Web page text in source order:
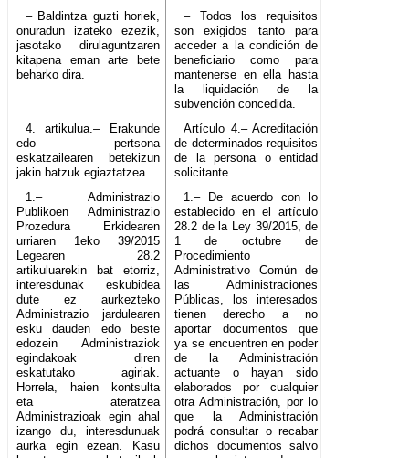
– Baldintza guzti horiek,
onuradun izateko ezezik,
jasotako dirulaguntzaren
kitapena eman arte bete
beharko dira.
– Todos los requisitos
son exigidos tanto para
acceder a la condición de
beneficiario como para
mantenerse en ella hasta
la liquidación de la
subvención concedida.
4. artikulua.– Erakunde
edo pertsona
eskatzailearen betekizun
jakin batzuk egiaztatzea.
Artículo 4.– Acreditación
de determinados requisitos
de la persona o entidad
solicitante.
1.– Administrazio
Publikoen Administrazio
Prozedura Erkidearen
urriaren 1eko 39/2015
Legearen 28.2
artikuluarekin bat etorriz,
interesdunak eskubidea
dute ez aurkezteko
Administrazio jardulearen
esku dauden edo beste
edozein Administraziok
egindakoak diren
eskatutako agiriak.
Horrela, haien kontsulta
eta ateratzea
Administrazioak egin ahal
izango du, interesdunuak
aurka egin ezean. Kasu
1.– De acuerdo con lo
establecido en el artículo
28.2 de la Ley 39/2015, de
1 de octubre de
Procedimiento
Administrativo Común de
las Administraciones
Públicas, los interesados
tienen derecho a no
aportar documentos que
ya se encuentren en poder
de la Administración
actuante o hayan sido
elaborados por cualquier
otra Administración, por lo
que la Administración
podrá consultar o recabar
dichos documentos salvo